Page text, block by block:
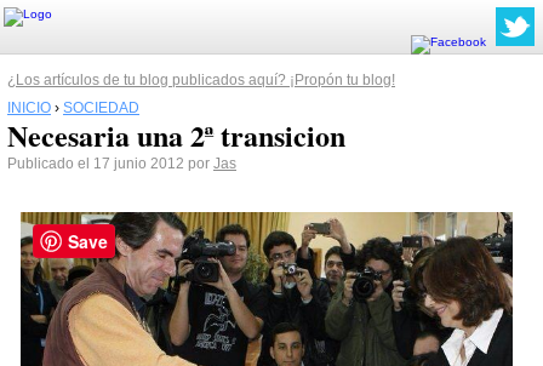
¿Los artículos de tu blog publicados aquí? ¡Propón tu blog!
INICIO › SOCIEDAD
Necesaria una 2ª transicion
Publicado el 17 junio 2012 por Jas
Save